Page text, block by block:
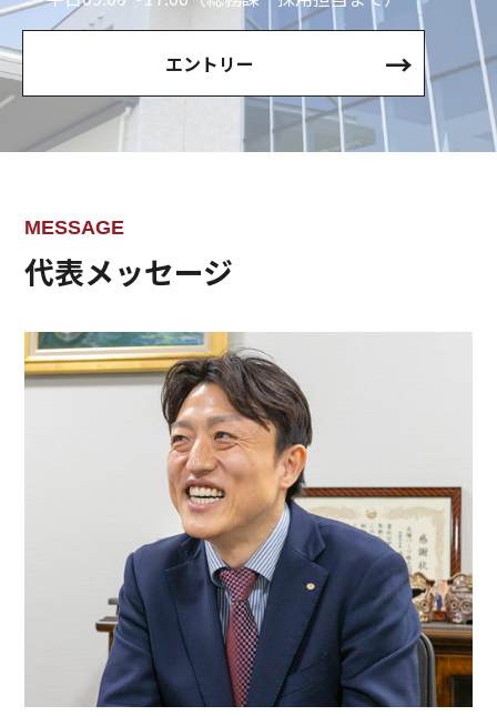
エントリー
MESSAGE
代表メッセージ